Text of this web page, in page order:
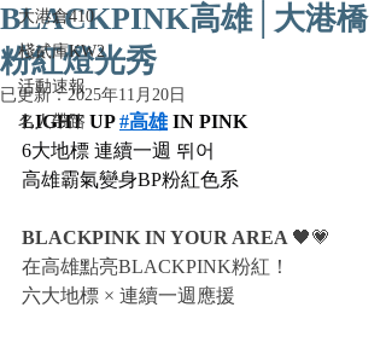
大港倉410
棧貳庫KW2
活動速報
名人帶路
BLACKPINK高雄│大港橋
粉紅燈光秀
已更新：2025年11月20日
LIGHT UP #高雄 IN PINK
6大地標 連續一週 뛰어
高雄霸氣變身BP粉紅色系
BLACKPINK IN YOUR AREA 🖤💗
在高雄點亮BLACKPINK粉紅！
六大地標 × 連續一週應援